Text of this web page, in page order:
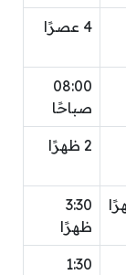
4 عصرًا
08:00
صباحًا
2 ظهرًا
3:30
ظهرًا
1:30